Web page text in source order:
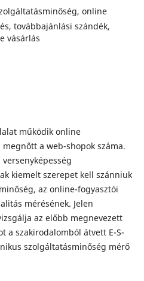
online
továbbajánlási szándék,
vásárlás
működik online
a web-shopok száma.
kiemelt szerepet kell szánniuk
az online-fogyasztói
mérésének. Jelen
az előbb megnevezett
a szakirodalomból átvett E-S-
szolgáltatásminőség mérő